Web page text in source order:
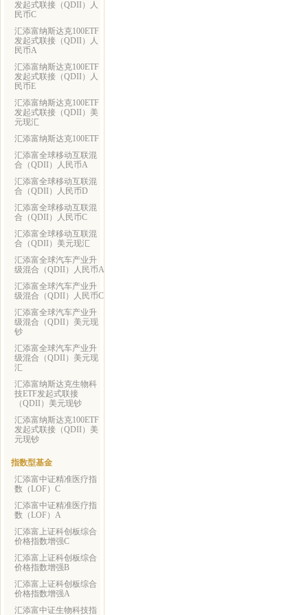
发起式联接（QDII）人
民币C
汇添富纳斯达克100ETF
发起式联接（QDII）人
民币A
汇添富纳斯达克100ETF
发起式联接（QDII）人
民币E
汇添富纳斯达克100ETF
发起式联接（QDII）美
元现汇
汇添富纳斯达克100ETF
汇添富全球移动互联混
合（QDII）人民币A
汇添富全球移动互联混
合（QDII）人民币D
汇添富全球移动互联混
合（QDII）人民币C
汇添富全球移动互联混
合（QDII）美元现汇
汇添富全球汽车产业升
级混合（QDII）人民币A
汇添富全球汽车产业升
级混合（QDII）人民币C
汇添富全球汽车产业升
级混合（QDII）美元现
钞
汇添富全球汽车产业升
级混合（QDII）美元现
汇
汇添富纳斯达克生物科
技ETF发起式联接
（QDII）美元现钞
汇添富纳斯达克100ETF
发起式联接（QDII）美
元现钞
指数型基金
汇添富中证精准医疗指
数（LOF）C
汇添富中证精准医疗指
数（LOF）A
汇添富上证科创板综合
价格指数增强C
汇添富上证科创板综合
价格指数增强B
汇添富上证科创板综合
价格指数增强A
汇添富中证生物科技指